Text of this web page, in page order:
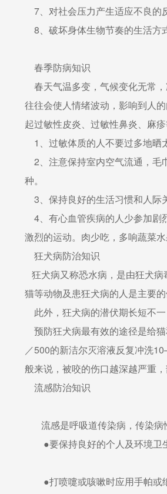
7、对社会压力产生适应不良的
8、破坏身体生物节奏的生活方
春季防病知识
春天气温多变，气候变化无常
往往会使人情绪波动，影响到人
起过敏性皮炎、过敏性鼻炎、麻
1、过敏体质的人不要过多地晒
2、注意保持室内空气流通，毛
种。
3、保持良好的生活习惯和人际
4、有心血管疾病的人少参加剧
激烈的运动。肉少吃，多响蔬菜
狂犬病防治知识
狂犬病又称恐水病，是由狂犬
猫等动物及患狂犬病的人是主要
此外，狂犬病的潜伏期长短不
预防狂犬病最有效的途径是给
／500的新洁尔灭溶液反复冲洗
般来说，被咬的伤口越深越严重
流感防治知识
流感是呼吸道传染病，传染病
●要保持良好的个人及环境卫生
●打喷嚏或咳嗽时应用手帕或